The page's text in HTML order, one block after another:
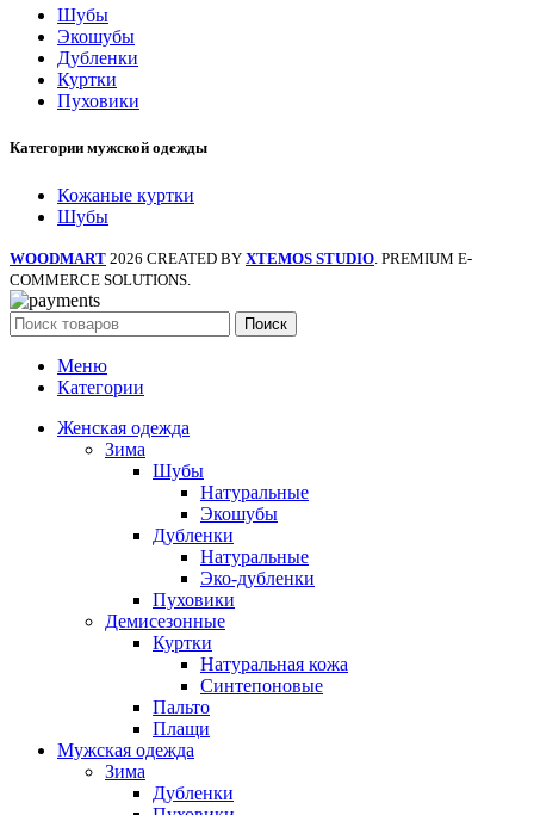
Шубы
Экошубы
Дубленки
Куртки
Пуховики
Категории мужской одежды
Кожаные куртки
Шубы
WOODMART 2026 CREATED BY XTEMOS STUDIO . PREMIUM E-
COMMERCE SOLUTIONS.
Поиск
Меню
Категории
Женская одежда
Зима
Шубы
Натуральные
Экошубы
Дубленки
Натуральные
Эко-дубленки
Пуховики
Демисезонные
Куртки
Натуральная кожа
Синтепоновые
Пальто
Плащи
Мужская одежда
Зима
Дубленки